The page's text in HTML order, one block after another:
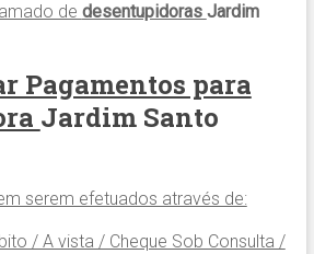
de desentupidoras Jardim
Pagamentos para
Jardim Santo
serem efetuados através de:
/ A vista / Cheque Sob Consulta /